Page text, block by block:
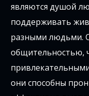
являются душой
поддерживать
разными людьми.
общительностью,
они способны